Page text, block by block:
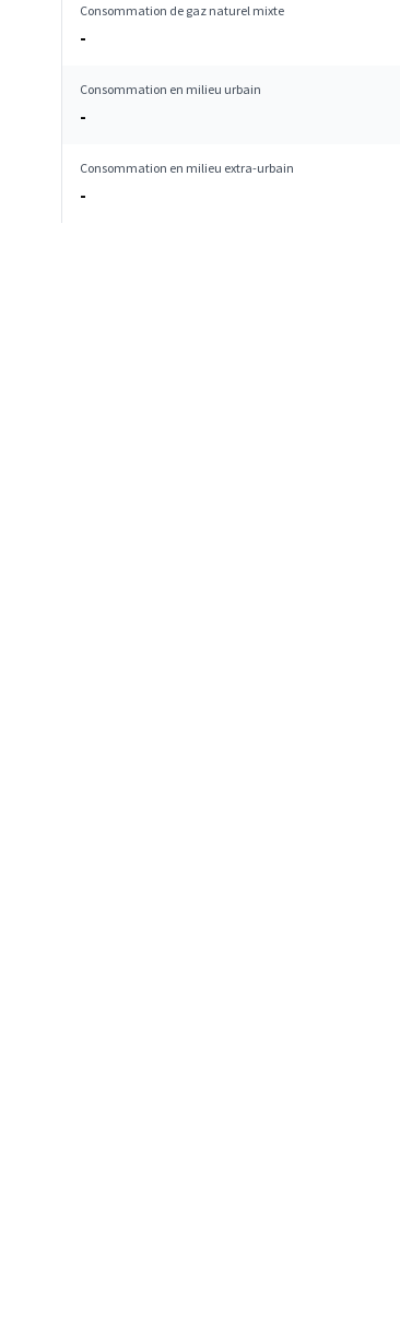
Consommation de gaz naturel mixte
-
Consommation en milieu urbain
-
Consommation en milieu extra-urbain
-